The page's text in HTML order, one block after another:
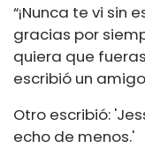
“¡Nunca te vi sin
gracias por
quiera que
escribió un
Otro escribió:
echo de menos.'